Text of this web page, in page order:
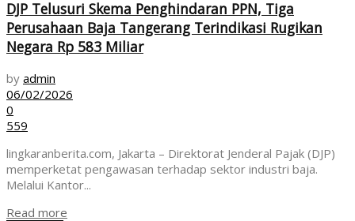
DJP Telusuri Skema Penghindaran PPN, Tiga
Perusahaan Baja Tangerang Terindikasi Rugikan
Negara Rp 583 Miliar
by admin
06/02/2026
0
559
lingkaranberita.com, Jakarta – Direktorat Jenderal Pajak (DJP)
memperketat pengawasan terhadap sektor industri baja.
Melalui Kantor...
Read more